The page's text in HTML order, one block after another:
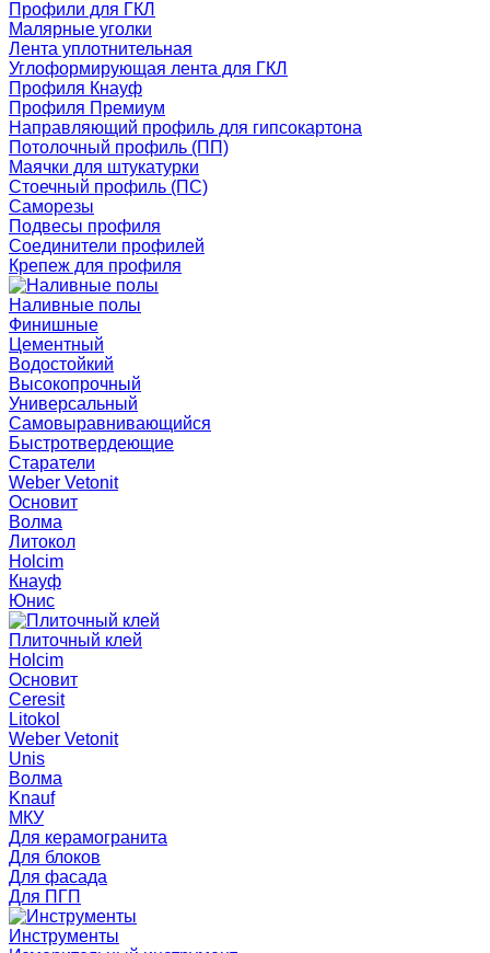
Профили для ГКЛ
Малярные уголки
Лента уплотнительная
Углоформирующая лента для ГКЛ
Профиля Кнауф
Профиля Премиум
Направляющий профиль для гипсокартона
Потолочный профиль (ПП)
Маячки для штукатурки
Стоечный профиль (ПС)
Саморезы
Подвесы профиля
Соединители профилей
Крепеж для профиля
Наливные полы
Финишные
Цементный
Водостойкий
Высокопрочный
Универсальный
Самовыравнивающийся
Быстротвердеющие
Старатели
Weber Vetonit
Основит
Волма
Литокол
Holcim
Кнауф
Юнис
Плиточный клей
Holcim
Основит
Ceresit
Litokol
Weber Vetonit
Unis
Волма
Knauf
МКУ
Для керамогранита
Для блоков
Для фасада
Для ПГП
Инструменты